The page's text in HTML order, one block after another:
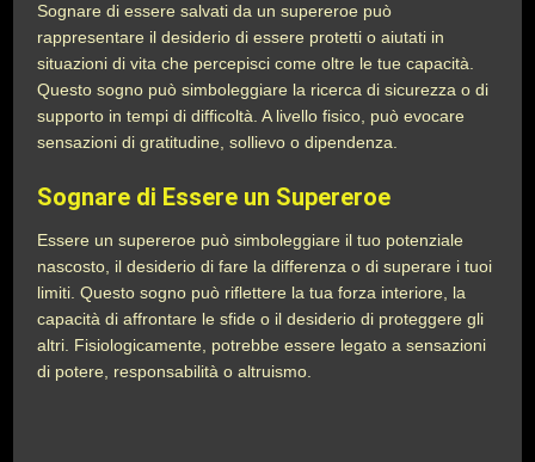
Sognare di essere salvati da un supereroe può
rappresentare il desiderio di essere protetti o aiutati in
situazioni di vita che percepisci come oltre le tue capacità.
Questo sogno può simboleggiare la ricerca di sicurezza o di
supporto in tempi di difficoltà. A livello fisico, può evocare
sensazioni di gratitudine, sollievo o dipendenza.
Sognare di Essere un Supereroe
Essere un supereroe può simboleggiare il tuo potenziale
nascosto, il desiderio di fare la differenza o di superare i tuoi
limiti. Questo sogno può riflettere la tua forza interiore, la
capacità di affrontare le sfide o il desiderio di proteggere gli
altri. Fisiologicamente, potrebbe essere legato a sensazioni
di potere, responsabilità o altruismo.